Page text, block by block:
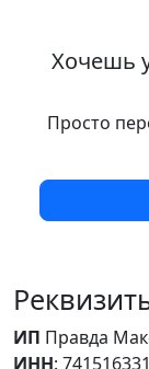
Хочешь
Просто
ИП Правда
ИНН: